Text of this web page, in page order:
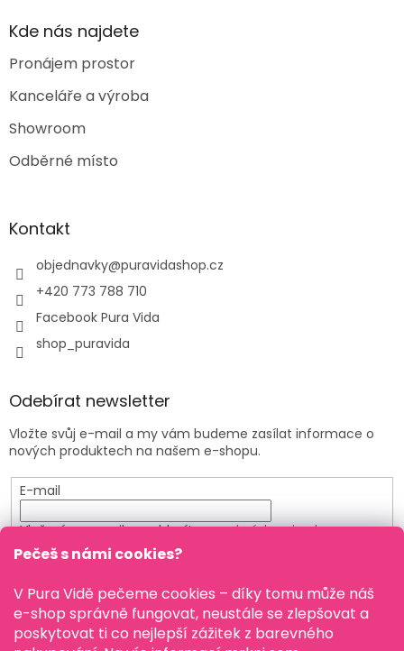
Pečeš s námi cookies?
V Pura Vidě pečeme cookies – díky tomu může náš
e-shop správně fungovat, neustále se zlepšovat a
poskytovat ti co nejlepší zážitek z barevného
Kde nás najdete
Pronájem prostor
Kanceláře a výroba
Showroom
Odběrné místo
Kontakt
objednavky@puravidashop.cz
+420 773 788 710
Facebook Pura Vida
shop_puravida
Odebírat newsletter
Vložte svůj e-mail a my vám budeme zasílat informace o
nových produktech na našem e-shopu.
E-mail
Vložením e-mailu souhlasíte spodmínkami ochrany
osobních údajů
PŘIHLÁSIT SE